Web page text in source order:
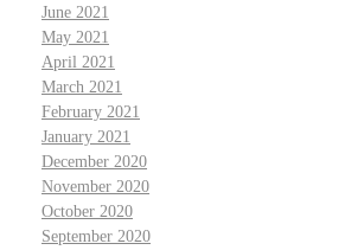
June 2021
May 2021
April 2021
March 2021
February 2021
January 2021
December 2020
November 2020
October 2020
September 2020